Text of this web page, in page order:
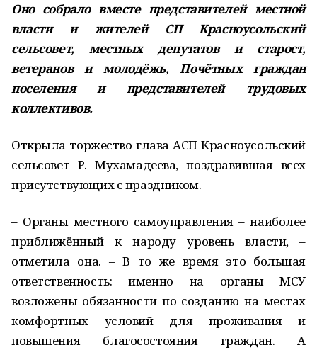
Оно собрало вместе представителей местной
власти и жителей СП Красноусольский
сельсовет, местных депутатов и старост,
ветеранов и молодёжь, Почётных граждан
поселения и представителей трудовых
коллективов.
Открыла торжество глава АСП Красноусольский
сельсовет Р. Мухамадеева, поздравившая всех
присутствующих с праздником.
– Органы местного самоуправления – наиболее
приближённый к народу уровень власти, –
отметила она. – В то же время это большая
ответственность: именно на органы МСУ
возложены обязанности по созданию на местах
комфортных условий для проживания и
повышения благосостояния граждан. А